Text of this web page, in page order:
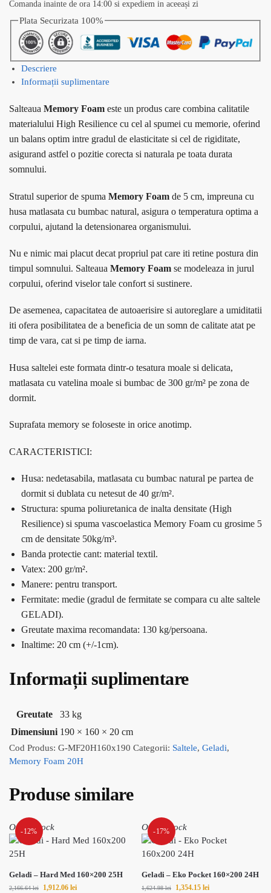
Comanda inainte de ora 14:00 si expediem in aceeași zi
Plata Securizata 100%
Descriere
Informații suplimentare
Salteaua Memory Foam este un produs care combina calitatile
materialului High Resilience cu cel al spumei cu memorie, oferind
un balans optim intre gradul de elasticitate si cel de rigiditate,
asigurand astfel o pozitie corecta si naturala pe toata durata
somnului.
Stratul superior de spuma Memory Foam de 5 cm, impreuna cu
husa matlasata cu bumbac natural, asigura o temperatura optima a
corpului, ajutand la detensionarea organismului.
Nu e nimic mai placut decat propriul pat care iti retine postura din
timpul somnului. Salteaua Memory Foam se modeleaza in jurul
corpului, oferind viselor tale confort si sustinere.
De asemenea, capacitatea de autoaerisire si autoreglare a umiditatii
iti ofera posibilitatea de a beneficia de un somn de calitate atat pe
timp de vara, cat si pe timp de iarna.
Husa saltelei este formata dintr-o tesatura moale si delicata,
matlasata cu vatelina moale si bumbac de 300 gr/m² pe zona de
dormit.
Suprafata memory se foloseste in orice anotimp.
CARACTERISTICI:
Husa: nedetasabila, matlasata cu bumbac natural pe partea de
dormit si dublata cu netesut de 40 gr/m².
Structura: spuma poliuretanica de inalta densitate (High
Resilience) si spuma vascoelastica Memory Foam cu grosime 5
cm de densitate 50kg/m³.
Banda protectie cant: material textil.
Vatex: 200 gr/m².
Manere: pentru transport.
Fermitate: medie (gradul de fermitate se compara cu alte saltele
GELADI).
Greutate maxima recomandata: 130 kg/persoana.
Inaltime: 20 cm (+/-1cm).
Informații suplimentare
Greutate
33 kg
Dimensiuni 190 × 160 × 20 cm
Cod Produs: G-MF20H160x190 Categorii: Saltele, Geladi,
Memory Foam 20H
Produse similare
-12%
Out of stock
Geladi – Hard Med 160×200 25H
2,166.64lei 1,912.06 lei
-17%
Out of stock
Geladi – Eko Pocket 160×200 24H
1,624.98lei 1,354.15 lei